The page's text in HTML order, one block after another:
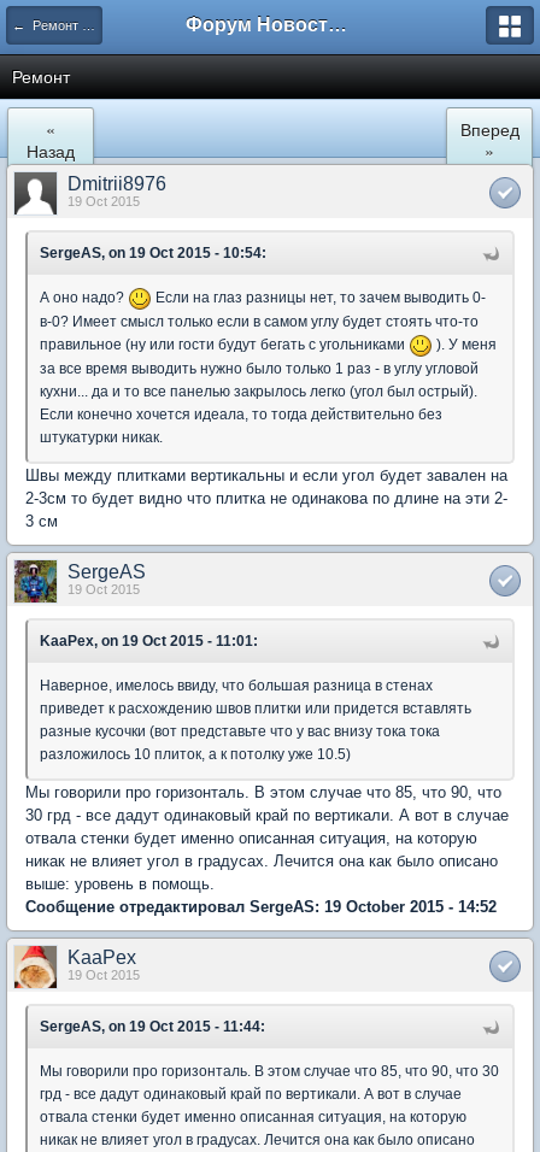
← Ремонт и обустройство Форум Новостройки
Ремонт
«
Назад
Вперед
»
Dmitrii8976
19 Oct 2015
SergeAS, on 19 Oct 2015 - 10:54:
А оно надо?
Если на глаз разницы нет, то зачем выводить 0-
в-0? Имеет смысл только если в самом углу будет стоять что-то
правильное (ну или гости будут бегать с угольниками
). У меня
за все время выводить нужно было только 1 раз - в углу угловой
кухни... да и то все панелью закрылось легко (угол был острый).
Если конечно хочется идеала, то тогда действительно без
штукатурки никак.
Швы между плитками вертикальны и если угол будет завален на
2-3см то будет видно что плитка не одинакова по длине на эти 2-
3 см
SergeAS
19 Oct 2015
KaaPex, on 19 Oct 2015 - 11:01:
Наверное, имелось ввиду, что большая разница в стенах
приведет к расхождению швов плитки или придется вставлять
разные кусочки (вот представьте что у вас внизу тока тока
разложилось 10 плиток, а к потолку уже 10.5)
Мы говорили про горизонталь. В этом случае что 85, что 90, что
30 грд - все дадут одинаковый край по вертикали. А вот в случае
отвала стенки будет именно описанная ситуация, на которую
никак не влияет угол в градусах. Лечится она как было описано
выше: уровень в помощь.
Сообщение отредактировал SergeAS: 19 October 2015 - 14:52
KaaPex
19 Oct 2015
SergeAS, on 19 Oct 2015 - 11:44:
Мы говорили про горизонталь. В этом случае что 85, что 90, что 30
грд - все дадут одинаковый край по вертикали. А вот в случае
отвала стенки будет именно описанная ситуация, на которую
никак не влияет угол в градусах. Лечится она как было описано